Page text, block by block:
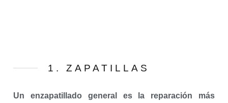
1. ZAPATILLAS
Un enzapatillado general es la reparación más